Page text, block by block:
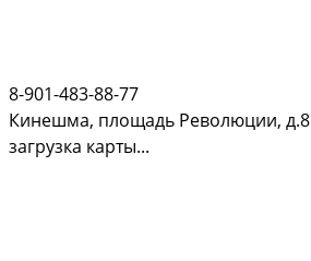
8-901-483-88-77
Кинешма, площадь Революции, д.8
загрузка карты...